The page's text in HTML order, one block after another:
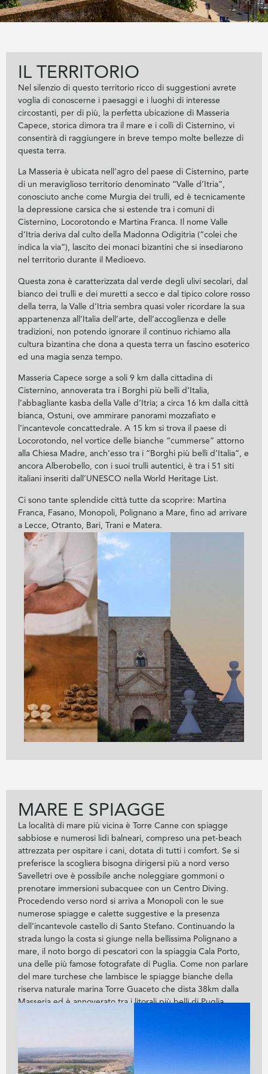
IL TERRITORIO
Nel silenzio di questo territorio ricco di suggestioni avrete
voglia di conoscerne i paesaggi e i luoghi di interesse
circostanti, per di più, la perfetta ubicazione di Masseria
Capece, storica dimora tra il mare e i colli di Cisternino, vi
consentirà di raggiungere in breve tempo molte bellezze di
questa terra.
La Masseria è ubicata nell’agro del paese di Cisternino, parte
di un meraviglioso territorio denominato “Valle d’Itria”,
conosciuto anche come Murgia dei trulli, ed è tecnicamente
la depressione carsica che si estende tra i comuni di
Cisternino, Locorotondo e Martina Franca. Il nome Valle
d’Itria deriva dal culto della Madonna Odigitria (“colei che
indica la via”), lascito dei monaci bizantini che si insediarono
nel territorio durante il Medioevo.
Questa zona è caratterizzata dal verde degli ulivi secolari, dal
bianco dei trulli e dei muretti a secco e dal tipico colore rosso
della terra, la Valle d’Itria sembra quasi voler ricordare la sua
appartenenza all’Italia dell’arte, dell’accoglienza e delle
tradizioni, non potendo ignorare il continuo richiamo alla
cultura bizantina che dona a questa terra un fascino esoterico
ed una magia senza tempo.
Masseria Capece sorge a soli 9 km dalla cittadina di
Cisternino, annoverata tra i Borghi più belli d’Italia,
l’abbagliante kasba della Valle d’Itria; a circa 16 km dalla città
bianca, Ostuni, ove ammirare panorami mozzafiato e
l’incantevole concattedrale. A 15 km si trova il paese di
Locorotondo, nel vortice delle bianche “cummerse” attorno
alla Chiesa Madre, anch’esso tra i “Borghi più belli d’Italia”, e
ancora Alberobello, con i suoi trulli autentici, è tra i 51 siti
italiani inseriti dall’UNESCO nella World Heritage List.
Ci sono tante splendide città tutte da scoprire: Martina
Franca, Fasano, Monopoli, Polignano a Mare, fino ad arrivare
a Lecce, Otranto, Bari, Trani e Matera.
MARE E SPIAGGE
La località di mare più vicina è Torre Canne con spiagge
sabbiose e numerosi lidi balneari, compreso una pet-beach
attrezzata per ospitare i cani, dotata di tutti i comfort. Se si
preferisce la scogliera bisogna dirigersi più a nord verso
Savelletri ove è possibile anche noleggiare gommoni o
prenotare immersioni subacquee con un Centro Diving.
Procedendo verso nord si arriva a Monopoli con le sue
numerose spiagge e calette suggestive e la presenza
dell’incantevole castello di Santo Stefano. Continuando la
strada lungo la costa si giunge nella bellissima Polignano a
mare, il noto borgo di pescatori con la spiaggia Cala Porto,
una delle più famose fotografate di Puglia. Come non parlare
del mare turchese che lambisce le spiagge bianche della
riserva naturale marina Torre Guaceto che dista 38km dalla
Masseria ed è annoverato tra i litorali più belli di Puglia.